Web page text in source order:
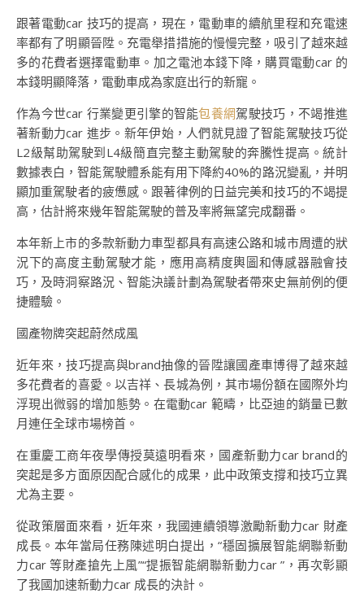
跟著電動car 技巧的提高，現在，電動車的續航里程和充電速
率都有了明顯晉陞。充電舉措措施的慢慢完整，吸引了越來越
多的花費者選擇電動車。加之電池本錢下降，購買電動car 的
本錢明顯降落，電動車成為家庭出行的新寵。
作為今世car 行業變更引擎的智能包養網駕駛技巧，不竭推進
著新動力car 進步。新年伊始，人們就見證了智能駕駛技巧從
L2級幫助駕駛到L4級簡直完整主動駕駛的奔騰性提高。統計
數據表白，智能駕駛體系能有用下降約40%的路況變亂，并明
顯加重駕駛者的疲憊感。跟著律例的日益完美和技巧的不竭提
高，估計將來幾年智能駕駛的普及率將無望完成翻番。
本年新上市的多款新動力車型都具有高速公路和城市周遭的狀
況下的高度主動駕駛才能，應用高精度輿圖和傳感器融會技
巧，及時洞察路況、智能決議計劃為駕駛者帶來史無前例的便
捷體驗。
國產物牌突起蔚然成風
近年來，技巧提高與brand抽像的晉陞讓國產車博得了越來越
多花費者的喜愛。以吉祥、長城為例，其市場份額在國際外均
浮現出微弱的增加態勢。在電動car 範疇，比亞迪的銷量已數
月連任全球市場榜首。
在重慶工商年夜學傳授莫遠明看來，國產新動力car brand的
突起是多方面原因配合感化的成果，此中政策支撐和技巧立異
尤為主要。
從政策層面來看，近年來，我國連續領導激勵新動力car 財產
成長。本年當局任務陳述明白提出，“穩固擴展智能網聯新動
力car 等財產搶先上風”“提振智能網聯新動力car ”，再次彰顯
了我國加速新動力car 成長的決計。